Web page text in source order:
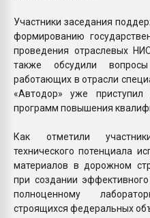
Участники заседания
формированию
проведения отраслевых
также обсудили
работающих в отрасли
«Автодор» уже
программ повышения
Как отметили
технического потенциала
материалов в дорожном
при создании
полноценному
строящихся федеральных